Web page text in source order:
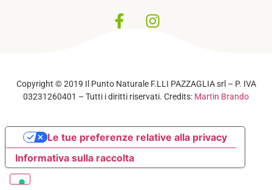
Copyright © 2019 Il Punto Naturale F.LLI PAZZAGLIA srl – P. IVA
03231260401 – Tutti i diritti riservati. Credits: Martin Brando
Informativa sulla raccolta
Le tue preferenze relative alla privacy